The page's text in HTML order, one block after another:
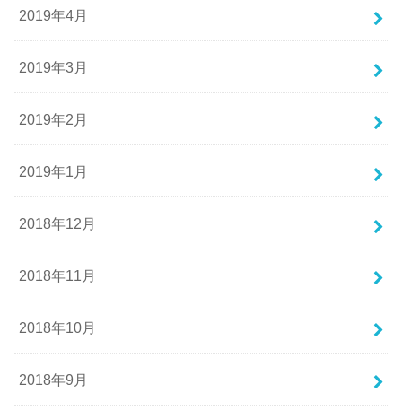
2019年4月
2019年3月
2019年2月
2019年1月
2018年12月
2018年11月
2018年10月
2018年9月